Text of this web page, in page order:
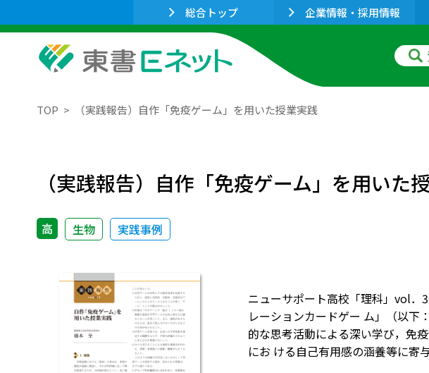
総合トップ 企業情報・採用情報
TOP （実践報告）自作「免疫ゲーム」を用いた授業実践
（実践報告）自作「免疫ゲーム」を用いた
高 生物 実践事例
ニューサポート高校「理科」vol．
レーションカードゲー ム」（以下
的な思考活動による深い学び，免
にお ける自己有用感の涵養等に寄